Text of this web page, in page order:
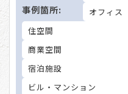
事例箇所: オフィス
住空間
商業空間
宿泊施設
ビル・マンション